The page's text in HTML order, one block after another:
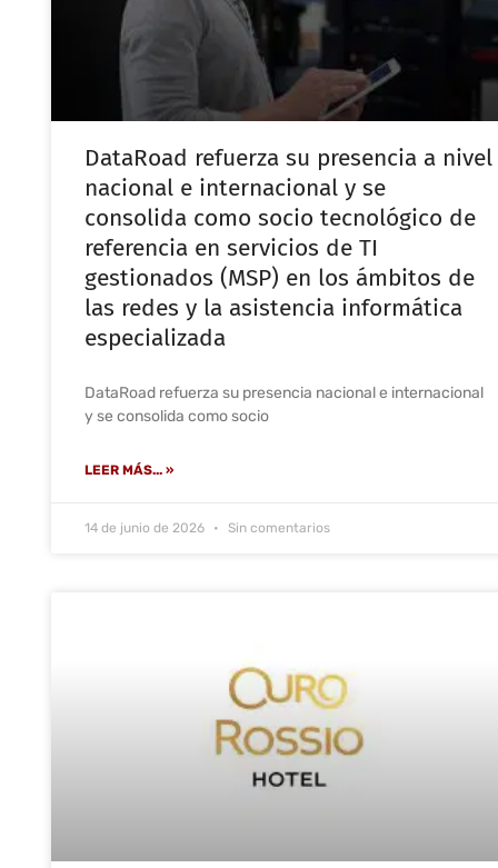
DataRoad refuerza su presencia a nivel
nacional e internacional y se
consolida como socio tecnológico de
referencia en servicios de TI
gestionados (MSP) en los ámbitos de
las redes y la asistencia informática
especializada
DataRoad refuerza su presencia nacional e internacional
y se consolida como socio
LEER MÁS... »
14 de junio de 2026 Sin comentarios